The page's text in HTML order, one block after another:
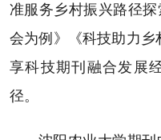
准服务乡村振兴路径
会为例》《科技助力
享科技期刊融合发展
径。